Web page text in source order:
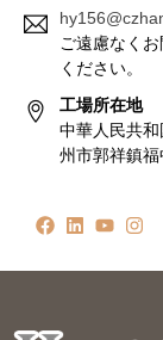
ご遠慮なく
ください。
工場所在地
中華人民共
州市郭祥鎮福